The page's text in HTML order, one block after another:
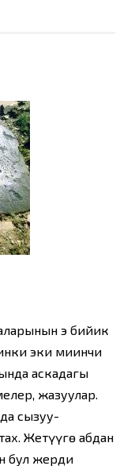
эң бийик
эки миңинчи
аскадагы
жазуулар.
сызуу-
Жетүүгө абдан
бул жерди